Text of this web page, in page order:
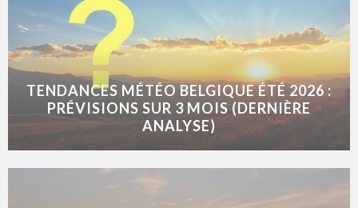
TENDANCES MÉTÉO BELGIQUE ÉTÉ 2026 :
PRÉVISIONS SUR 3 MOIS (DERNIÈRE
ANALYSE)